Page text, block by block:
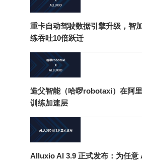
重卡自动驾驶数据引擎升级，智
练吞吐10倍跃迁
造父智能（哈啰robotaxi）在阿
训练加速层
Alluxio AI 3.9 正式发布：为任意